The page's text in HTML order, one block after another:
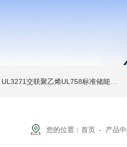
UL3271交联聚乙烯UL758标准储能电缆
您的位置： 首页 - 产品